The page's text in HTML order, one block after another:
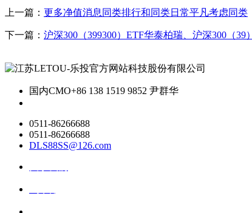
上一篇： 更多净值消息同类排行和同类日常平凡考虑同类
下一篇： 沪深300（399300）ETF华泰柏瑞、沪深300（39
国内CMO+86 138 1519 9852 尹群华
0511-86266688
0511-86266688
DLS88SS@126.com